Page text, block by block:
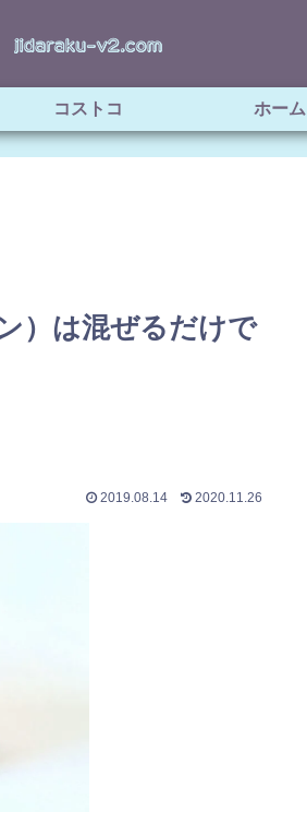
コストコ ホーム
）は混ぜるだけで
2019.08.14 2020.11.26